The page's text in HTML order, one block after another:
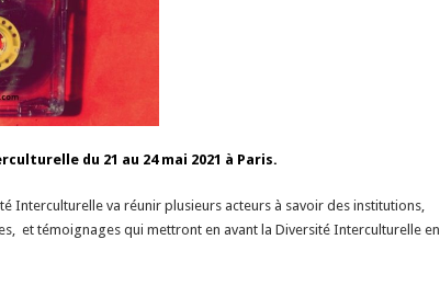
du 21 au 24 mai 2021 à Paris.
Interculturelle va réunir plusieurs acteurs à savoir des institutions,
et témoignages qui mettront en avant la Diversité Interculturelle en